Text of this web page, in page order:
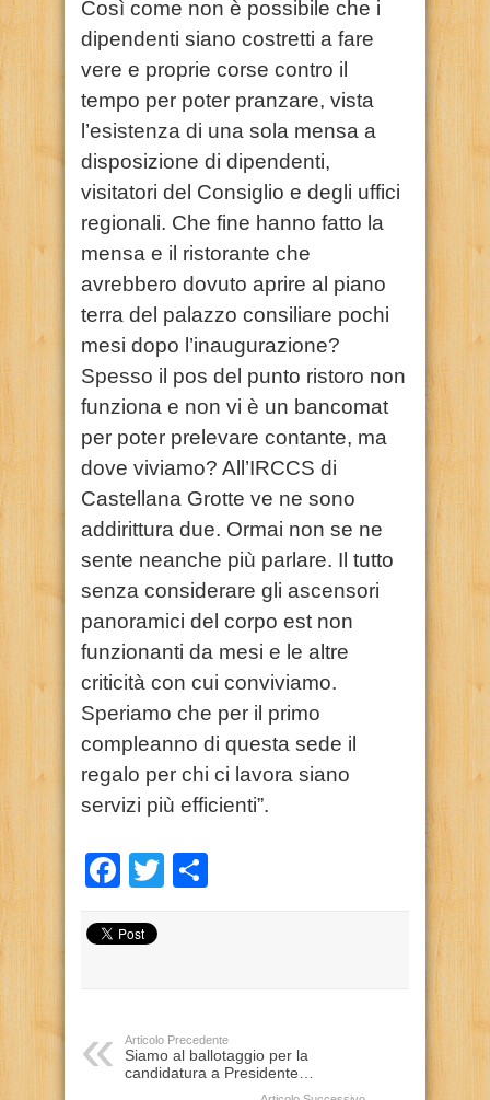
Così come non è possibile che i
dipendenti siano costretti a fare
vere e proprie corse contro il
tempo per poter pranzare, vista
l’esistenza di una sola mensa a
disposizione di dipendenti,
visitatori del Consiglio e degli uffici
regionali. Che fine hanno fatto la
mensa e il ristorante che
avrebbero dovuto aprire al piano
terra del palazzo consiliare pochi
mesi dopo l’inaugurazione?
Spesso il pos del punto ristoro non
funziona e non vi è un bancomat
per poter prelevare contante, ma
dove viviamo? All’IRCCS di
Castellana Grotte ve ne sono
addirittura due. Ormai non se ne
sente neanche più parlare. Il tutto
senza considerare gli ascensori
panoramici del corpo est non
funzionanti da mesi e le altre
criticità con cui conviviamo.
Speriamo che per il primo
compleanno di questa sede il
regalo per chi ci lavora siano
servizi più efficienti”.
Facebook
Twitter
Articolo Precedente
Siamo al ballotaggio per la
candidatura a Presidente…